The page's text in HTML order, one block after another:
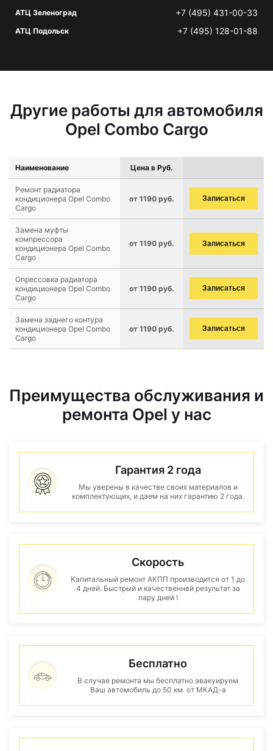
АТЦ Зеленоград +7 (495) 431-00-33
АТЦ Подольск +7 (495) 128-01-88
Другие работы для автомобиля
Opel Combo Cargo
Наименование Цена в Руб.
Ремонт радиатора
кондиционера Opel Combo
Cargo
от 1190 руб. Записаться
Замена муфты
компрессора
кондиционера Opel Combo
Cargo
от 1190 руб. Записаться
Опрессовка радиатора
кондиционера Opel Combo
Cargo
от 1190 руб. Записаться
Замена заднего контура
кондиционера Opel Combo
Cargo
от 1190 руб. Записаться
Преимущества обслуживания и
ремонта Opel у нас
Гарантия 2 года
Мы уверены в качестве своих материалов и
комплектующих, и даем на них гарантию 2 года.
Скорость
Капитальный ремонт АКПП производится от 1 до
4 дней. Быстрый и качественнвй результат за
пару дней !
Бесплатно
В случае ремонта мы бесплатно эвакуируем
Ваш автомобиль до 50 км. от МКАД-а